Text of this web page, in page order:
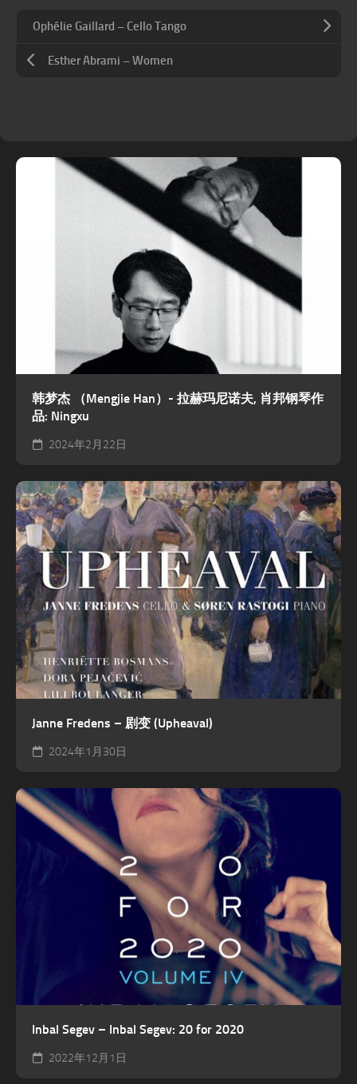
Ophélie Gaillard – Cello Tango
Esther Abrami – Women
韩梦杰 （Mengjie Han）- 拉赫玛尼诺夫, 肖邦钢琴作
品: Ningxu
2024年2月22日
Janne Fredens – 剧变 (Upheaval)
2024年1月30日
Inbal Segev – Inbal Segev: 20 for 2020
2022年12月1日